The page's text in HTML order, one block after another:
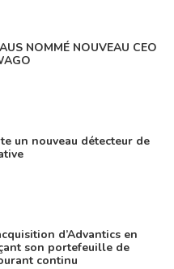
NOMMÉ NOUVEAU CEO
un nouveau détecteur de
d’Advantics en
son portefeuille de
continu